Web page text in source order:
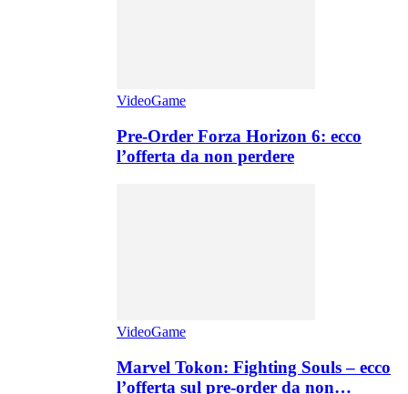
VideoGame
Pre-Order Forza Horizon 6: ecco
l’offerta da non perdere
VideoGame
Marvel Tokon: Fighting Souls – ecco
l’offerta sul pre-order da non…